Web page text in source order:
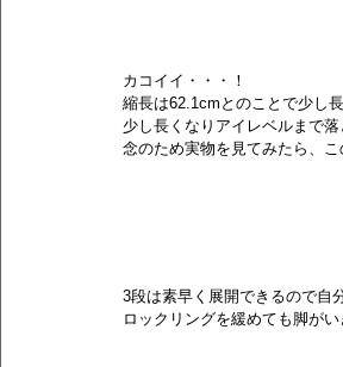
カコイイ・・・！
縮長は62.1cmとのことで少し
少し長くなりアイレベルまで
念のため実物を見てみたら、
3段は素早く展開できるので自
ロックリングを緩めても脚が